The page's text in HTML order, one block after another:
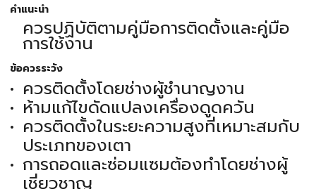
คำแนะนำ
ควรปฏิบัติตามคู่มือการติดตั้งและคู่มือ
การใช้งาน
ข้อควรระวัง
ควรติดตั้งโดยช่างผู้ชำนาญงาน
ห้ามแก้ไขดัดแปลงเครื่องดูดควัน
ควรติดตั้งในระยะความสูงที่เหมาะสมกับ
ประเภทของเตา
การถอดและซ่อมแซมต้องทำโดยช่างผู้
เชี่ยวชาญ